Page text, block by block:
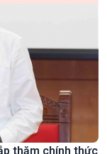
thăm chính thức